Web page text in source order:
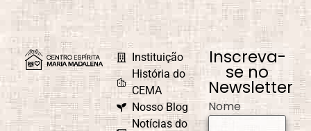
Instituição
História do
CEMA
Nosso Blog
Notícias do
Inscreva-
se no
Newsletter
Nome